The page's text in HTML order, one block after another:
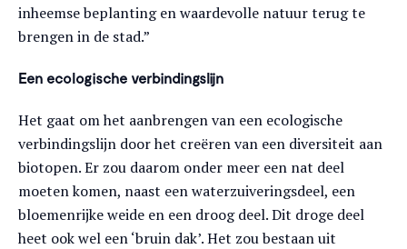
inheemse beplanting en waardevolle natuur terug te
brengen in de stad.”
Een ecologische verbindingslijn
Het gaat om het aanbrengen van een ecologische
verbindingslijn door het creëren van een diversiteit aan
biotopen. Er zou daarom onder meer een nat deel
moeten komen, naast een waterzuiveringsdeel, een
bloemenrijke weide en een droog deel. Dit droge deel
heet ook wel een ‘bruin dak’. Het zou bestaan uit